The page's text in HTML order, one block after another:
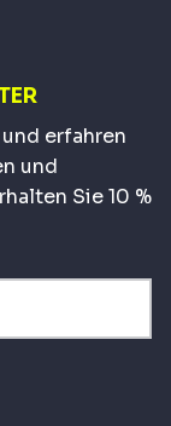
erfahren
und
Sie 10 %